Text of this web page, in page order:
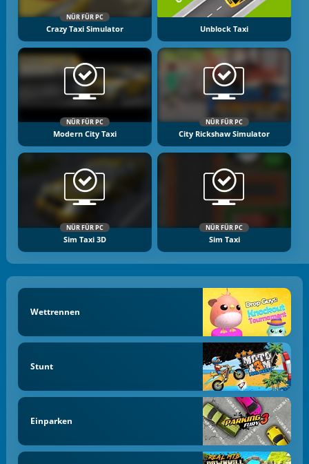
NÜR FÜR PC
Crazy Taxi Simulator Unblock Taxi
NÜR FÜR PC
Modern City Taxi
NÜR FÜR PC
City Rickshaw Simulator
NÜR FÜR PC
Sim Taxi 3D
NÜR FÜR PC
Sim Taxi
Wettrennen
Stunt
Einparken